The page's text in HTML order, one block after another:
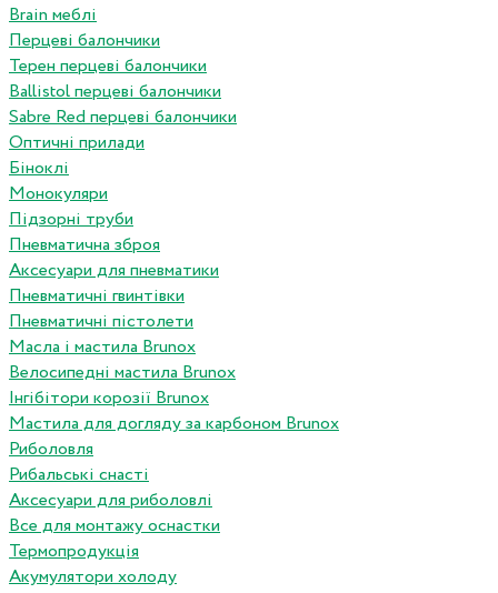
Brain меблі
Перцеві балончики
Терен перцеві балончики
Ballistol перцеві балончики
Sabre Red перцеві балончики
Оптичні прилади
Біноклі
Монокуляри
Підзорні труби
Пневматична зброя
Аксесуари для пневматики
Пневматичні гвинтівки
Пневматичні пістолети
Масла і мастила Brunox
Велосипедні мастила Brunox
Інгібітори корозії Brunox
Мастила для догляду за карбоном Brunox
Риболовля
Рибальські снасті
Аксесуари для риболовлі
Все для монтажу оснастки
Термопродукція
Акумулятори холоду